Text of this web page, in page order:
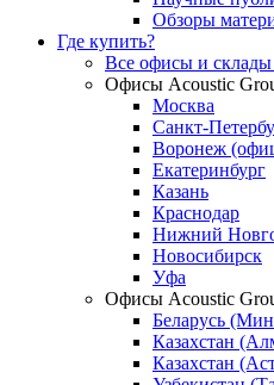
Обзоры
Где купить?
Все офисы и
Офисы Acoustic
Москва
Санкт-
Воронеж
Екатеринбург
Казань
Краснодар
Нижний
Новосибирск
Уфа
Офисы Acoustic
Беларусь
Казахстан
Казахстан